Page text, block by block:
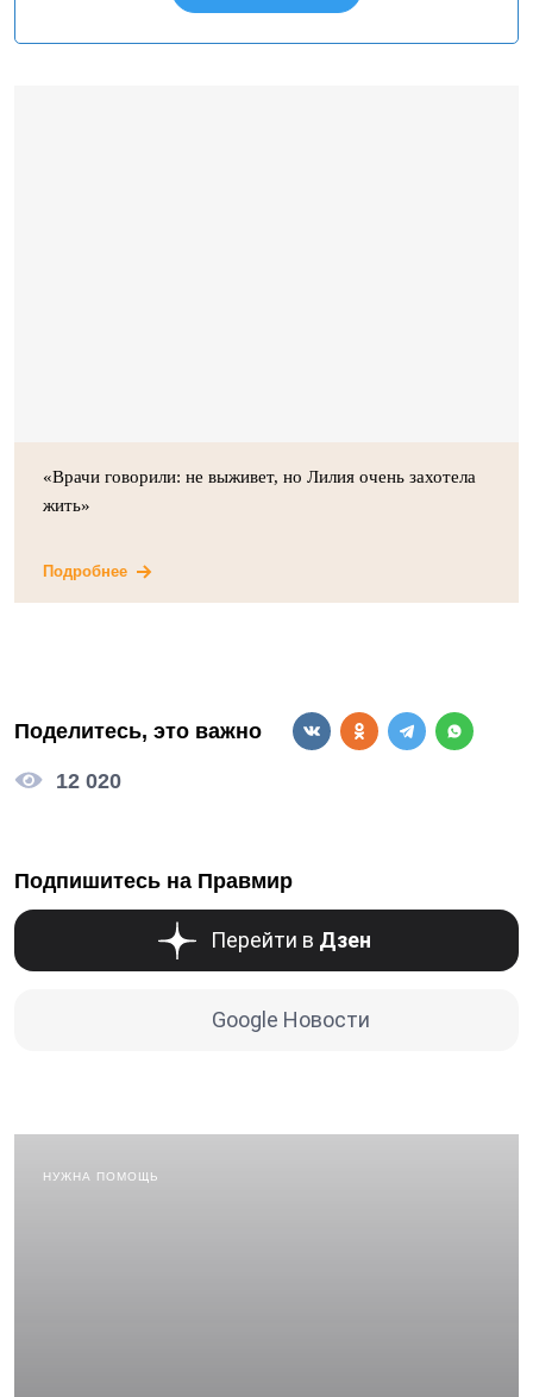
«Врачи говорили: не выживет, но Лилия очень захотела
жить»
Подробнее
Поделитесь, это важно
12 020
Подпишитесь на Правмир
Перейти в Дзен
Google Новости
НУЖНА ПОМОЩЬ